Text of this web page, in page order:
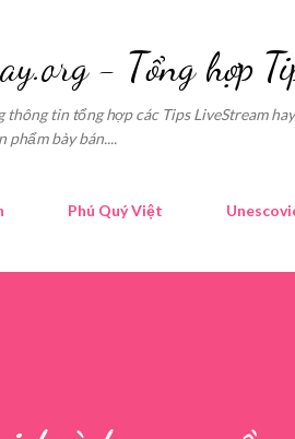
- Tổng hợp
thông tin tổng hợp các Tips LiveStream
phẩm bày bán....
Phú Quý Việt